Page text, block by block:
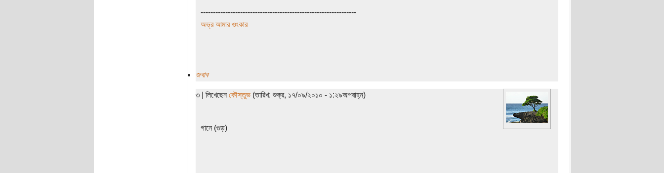
---------------------------------------------------------------
অভ্র আমার ওংকার
জবাব
৩ | লিখেছেন কৌস্তুভ(তারিখ: শুক্র, ১৭/০৯/২০১০ - ১:২৯অপরাহ্ন)
গানে (গুড়)